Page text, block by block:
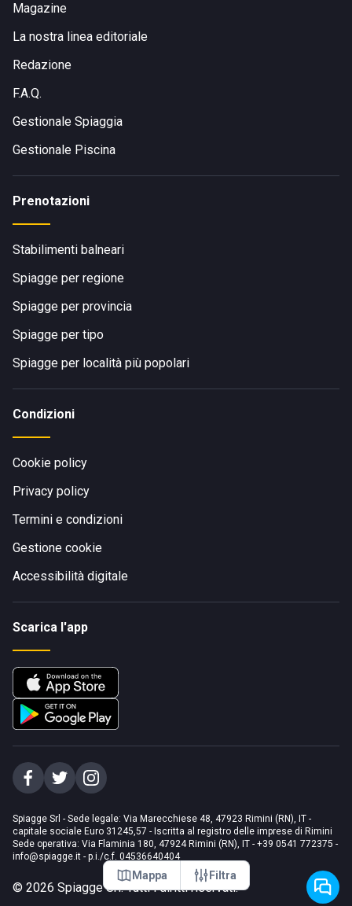
Mappa Filtra
Magazine
La nostra linea editoriale
Redazione
F.A.Q.
Gestionale Spiaggia
Gestionale Piscina
Prenotazioni
Stabilimenti balneari
Spiagge per regione
Spiagge per provincia
Spiagge per tipo
Spiagge per località più popolari
Condizioni
Cookie policy
Privacy policy
Termini e condizioni
Gestione cookie
Accessibilità digitale
Scarica l'app
Spiagge Srl - Sede legale: Via Marecchiese 48, 47923 Rimini (RN), IT -
capitale sociale Euro 31245,57 - Iscritta al registro delle imprese di Rimini
Sede operativa: Via Flaminia 180, 47924 Rimini (RN), IT - +39 0541 772375 -
info@spiagge.it - p.i./c.f. 04536640404
© 2026 Spiagge Srl. Tutti i diritti riservati.